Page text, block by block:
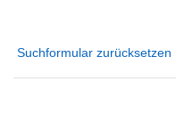
Suchformular zurücksetzen